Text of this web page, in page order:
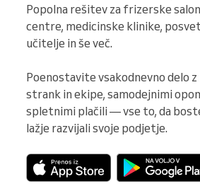
Popolna rešitev za frizerske
centre, medicinske klinike,
učitelje in še več.
Poenostavite vsakodnevno delo
strank in ekipe, samodejnimi
spletnimi plačili — vse to, da
lažje razvijali svoje podjetje.